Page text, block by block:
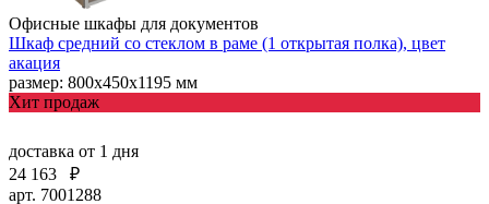
Офисные шкафы для документов
Шкаф средний со стеклом в раме (1 открытая полка), цвет
акация
размер: 800х450х1195 мм
Хит продаж
доставка от 1 дня
24 163
₽
арт. 7001288